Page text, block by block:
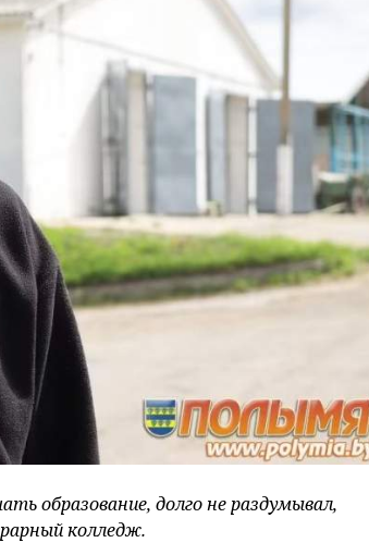
образование, долго не раздумывал,
колледж.